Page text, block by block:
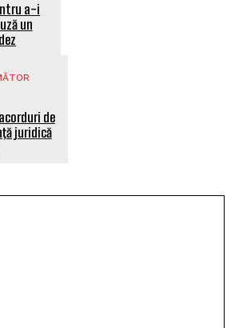
a-i
un
de
juridică